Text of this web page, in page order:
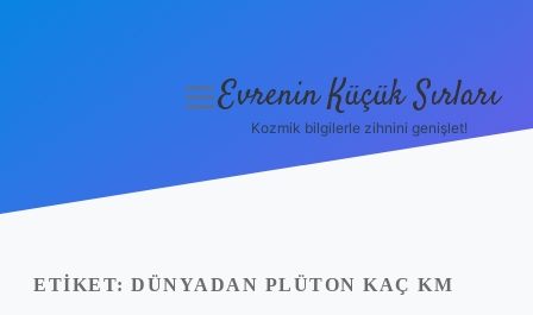
Yasal Uyarı
menüyü
Evrenin Küçük Sırları
Kozmik bilgilerle zihnini genişlet!
ETIKET: DÜNYADAN PLÜTON KAÇ KM